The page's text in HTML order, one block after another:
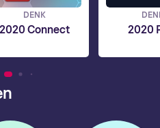
DENK
2020 Connect 2020